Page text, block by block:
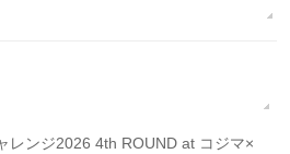
レンジ2026 4th ROUND at コジマ×